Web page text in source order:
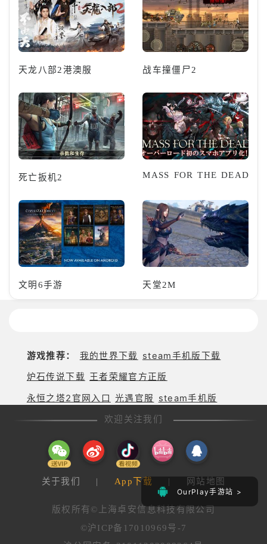
OurPlay手游站 >
天龙八部2港澳服 战车撞僵尸2
死亡扳机2 MASS FOR THE DEAD
文明6手游 天堂2M
游戏推荐： 我的世界下载
steam手机版下载
炉石传说下载 王者荣耀官方正版
永恒之塔2官网入口 光遇官服
steam手机版
欢迎关注我们
关于我们 | App下载 | 网站地图
版权所有©上海卓安信息科技有限公司
©沪ICP备17010969号-7